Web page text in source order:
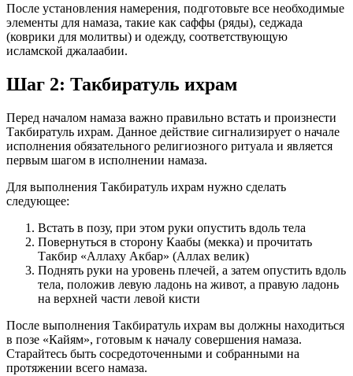
После установления намерения, подготовьте все необходимые
элементы для намаза, такие как саффы (ряды), седжада
(коврики для молитвы) и одежду, соответствующую
исламской джалаабии.
Шаг 2: Такбиратуль ихрам
Перед началом намаза важно правильно встать и произнести
Такбиратуль ихрам. Данное действие сигнализирует о начале
исполнения обязательного религиозного ритуала и является
первым шагом в исполнении намаза.
Для выполнения Такбиратуль ихрам нужно сделать
следующее:
Встать в позу, при этом руки опустить вдоль тела
Повернуться в сторону Каабы (мекка) и прочитать
Такбир «Аллаху Акбар» (Аллах велик)
Поднять руки на уровень плечей, а затем опустить вдоль
тела, положив левую ладонь на живот, а правую ладонь
на верхней части левой кисти
После выполнения Такбиратуль ихрам вы должны находиться
в позе «Кайям», готовым к началу совершения намаза.
Старайтесь быть сосредоточенными и собранными на
протяжении всего намаза.